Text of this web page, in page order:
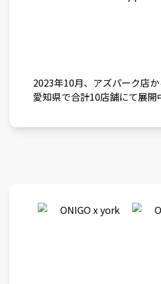
2023年10月、アズパーク店か
愛知県で合計10店舗にて展開